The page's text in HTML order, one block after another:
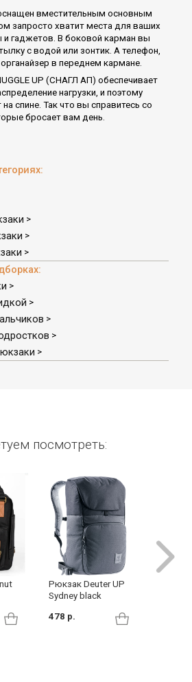
вместительным основным
запросто хватит места для ваших
гаджетов. В боковой карман вы
с водой или зонтик. А телефон,
в переднем кармане.
UP (СНАГЛ АП) обеспечивает
нагрузки, и поэтому
спине. Так что вы справитесь со
бросает вам день.
>
>
>
>
>
>
>
>
посмотреть:
Рюкзак Deuter UP
Sydney black
478 р.